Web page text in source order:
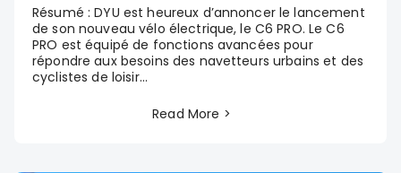
Résumé : DYU est heureux d’annoncer le lancement
de son nouveau vélo électrique, le C6 PRO. Le C6
PRO est équipé de fonctions avancées pour
répondre aux besoins des navetteurs urbains et des
cyclistes de loisir...
Read More >